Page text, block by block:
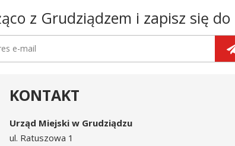
z Grudziądzem i zapisz się do
mail
KONTAKT
Urząd Miejski w Grudziądzu
ul. Ratuszowa 1